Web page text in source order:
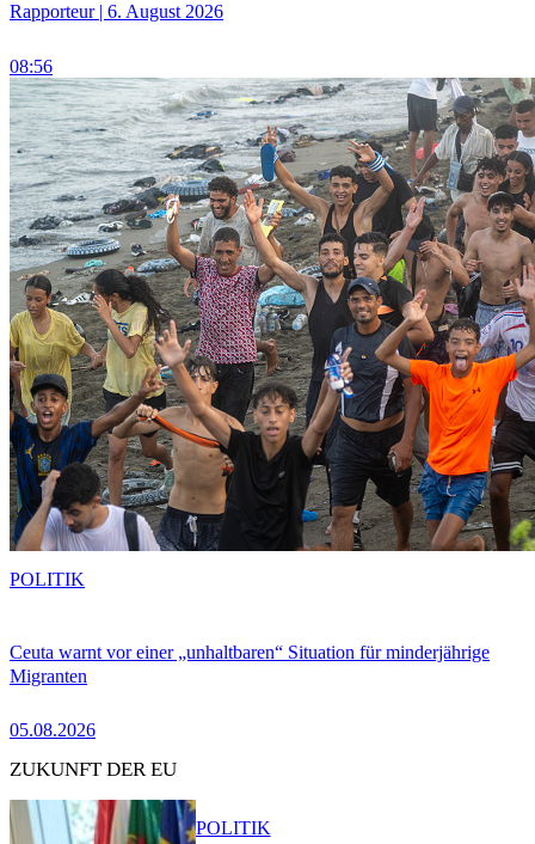
Rapporteur | 6. August 2026
08:56
Ceuta warnt vor einer „unhaltbaren“ Situation für minderjährige
Migranten
05.08.2026
POLITIK
ZUKUNFT DER EU
POLITIK